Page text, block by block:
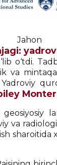
o‘tdi.
va
va